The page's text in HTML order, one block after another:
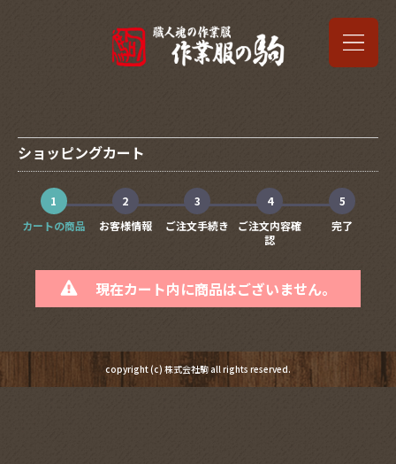
ショッピングカート
1
カートの商品
2
お客様情報
3
ご注文手続き
4
ご注文内容確
認
5
完了
現在カート内に商品はございません。
copyright (c) 株式会社駒 all rights reserved.